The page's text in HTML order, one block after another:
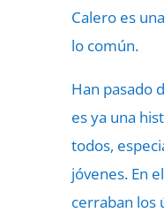
Calero es
lo común.
Han pasado
es ya una
todos,
jóvenes. En
cerraban los